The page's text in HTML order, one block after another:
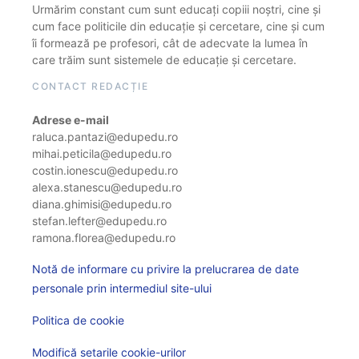
Urmărim constant cum sunt educați copiii noștri, cine și
cum face politicile din educație și cercetare, cine și cum
îi formează pe profesori, cât de adecvate la lumea în
care trăim sunt sistemele de educație și cercetare.
CONTACT REDACȚIE
Adrese e-mail
raluca.pantazi@edupedu.ro
mihai.peticila@edupedu.ro
costin.ionescu@edupedu.ro
alexa.stanescu@edupedu.ro
diana.ghimisi@edupedu.ro
stefan.lefter@edupedu.ro
ramona.florea@edupedu.ro
Notă de informare cu privire la prelucrarea de date
personale prin intermediul site-ului
Politica de cookie
Modifică setarile cookie-urilor